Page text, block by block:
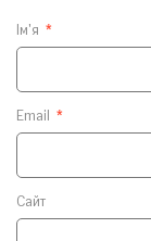
Ім'я *
Email *
Сайт